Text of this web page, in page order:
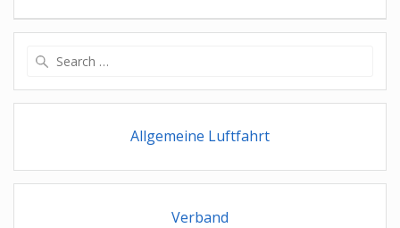
Allgemeine Luftfahrt
Verband